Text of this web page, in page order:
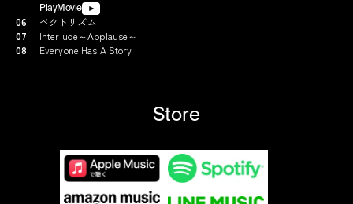
PlayMovie
06
ベクトリズム
07
Interlude～Applause～
08
Everyone Has A Story
Store